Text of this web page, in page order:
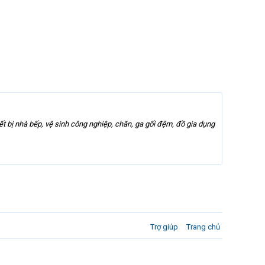
bị nhà bếp, vệ sinh công nghiệp, chăn, ga gối đệm, đồ gia dụng
Trợ giúp Trang chủ